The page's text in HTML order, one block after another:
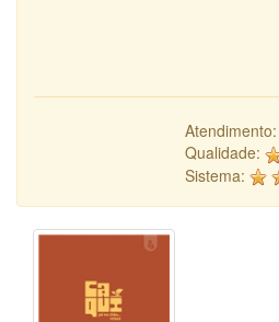
Atendimento:
Qualidade:
Sistema: